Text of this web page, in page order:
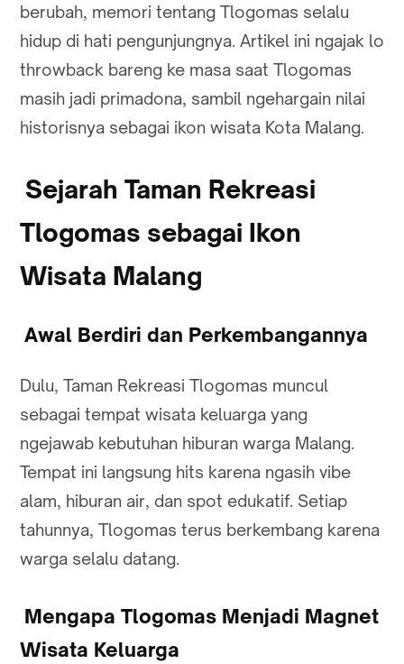
berubah, memori tentang Tlogomas selalu
hidup di hati pengunjungnya. Artikel ini ngajak lo
throwback bareng ke masa saat Tlogomas
masih jadi primadona, sambil ngehargain nilai
historisnya sebagai ikon wisata Kota Malang.
Sejarah Taman Rekreasi
Tlogomas sebagai Ikon
Wisata Malang
Awal Berdiri dan Perkembangannya
Dulu, Taman Rekreasi Tlogomas muncul
sebagai tempat wisata keluarga yang
ngejawab kebutuhan hiburan warga Malang.
Tempat ini langsung hits karena ngasih vibe
alam, hiburan air, dan spot edukatif. Setiap
tahunnya, Tlogomas terus berkembang karena
warga selalu datang.
Mengapa Tlogomas Menjadi Magnet
Wisata Keluarga